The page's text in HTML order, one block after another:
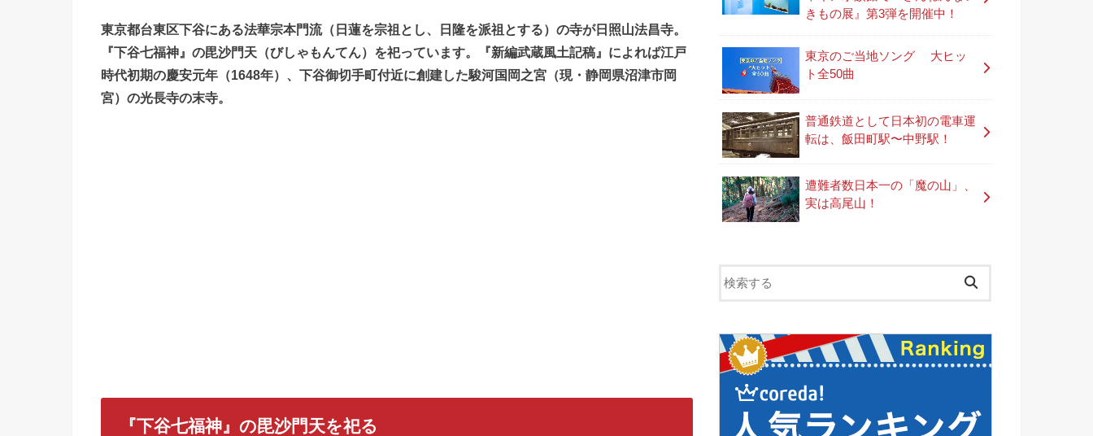
東京都台東区下谷にある法華宗本門流（日蓮を宗祖とし、日隆を派祖とする）の寺が日照山法昌寺。
『下谷七福神』の毘沙門天（びしゃもんてん）を祀っています。『新編武蔵風土記稿』によれば江戸
時代初期の慶安元年（1648年）、下谷御切手町付近に創建した駿河国岡之宮（現・静岡県沼津市岡
宮）の光長寺の末寺。
『下谷七福神』の毘沙門天を祀る
きもの展』第3弾を開催中！
東京のご当地ソング 大ヒッ
ト全50曲
普通鉄道として日本初の電車運
転は、飯田町駅〜中野駅！
遭難者数日本一の「魔の山」、
実は高尾山！